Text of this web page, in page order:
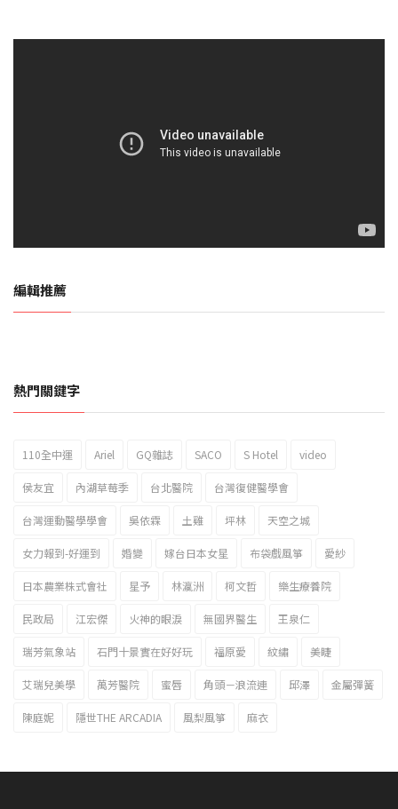
編輯推薦
2023新北市北海岸國際風箏節「風在石起」霸氣回歸
熱門關鍵字
110全中運 Ariel GQ雜誌 SACO S Hotel video
侯友宜 內湖草莓季 台北醫院 台灣復健醫學會
台灣運動醫學學會 吳依霖 土雞 坪林 天空之城
女力報到-好運到 婚變 嫁台日本女星 布袋戲風箏 愛紗
日本農業株式會社 星予 林瀛洲 柯文哲 樂生療養院
民政局 江宏傑 火神的眼淚 無國界醫生 王泉仁
瑞芳氣象站 石門十景實在好好玩 福原愛 紋繡 美睫
艾瑞兒美學 萬芳醫院 蜜唇 角頭－浪流連 邱澤 金屬彈簧
陳庭妮 隱世THE ARCADIA 風梨風箏 麻衣